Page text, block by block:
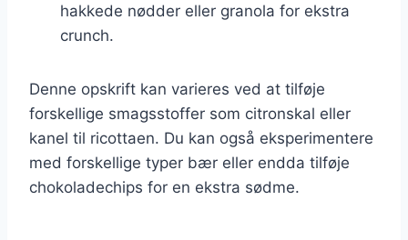
hakkede nødder eller granola for ekstra
crunch.
Denne opskrift kan varieres ved at tilføje
forskellige smagsstoffer som citronskal eller
kanel til ricottaen. Du kan også eksperimentere
med forskellige typer bær eller endda tilføje
chokoladechips for en ekstra sødme.